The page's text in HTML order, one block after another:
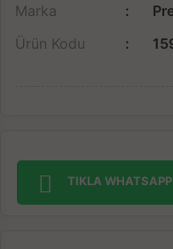
Marka
Ürün Kodu
TIKLA